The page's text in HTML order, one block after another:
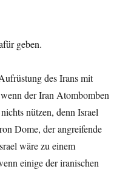
geben.
des Irans mit
der Iran Atombomben
nützen, denn Israel
Dome, der angreifende
wäre zu einem
einige der iranischen